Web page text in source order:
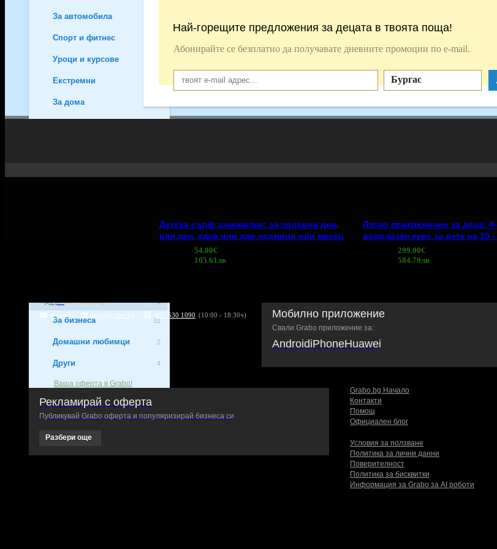
Най-горещите предложения за децата в твоята поща!
Абонирайте се безплатно да получавате дневните промоции по e-mail.
Бургас
Детска сърф занималня: за половин ден,
цял ден, една или две седмици или месец
54.00€
105.61лв
Лятно приключение за деца:
водолазен курс за дете на 10 -
299.00€
584.79лв
За автомобила
Спорт и фитнес
Уроци и курсове
Екстремни
За дома
Рожден ден 17
2
1
Други 5
31
За бизнеса
2
Домашни любимци
4
Други
Ваша оферта в Grabo!
Контакти с Grabo.bg:
Форма
info@grabo.bg 087 530 1090 (10:00 - 18:30ч) Мобилно приложение
Свали Grabo приложение за:
AndroidiPhoneHuawei
Рекламирай с оферта
Публикувай Grabo оферта и популяризирай бизнеса си
Разбери още
Grabo.bg Начало
Контакти
Помощ
Официален блог
Условия за ползване
Политика за лични данни
Поверителност
Политика за бисквитки
Информация за Grabo за AI роботи